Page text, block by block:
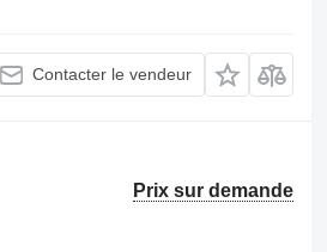
Contacter le vendeur
Prix sur demande